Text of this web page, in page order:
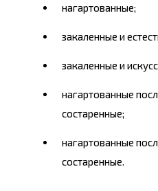
нагартованные;
закаленные и
закаленные и
нагартованные
состаренные;
нагартованные
состаренные.